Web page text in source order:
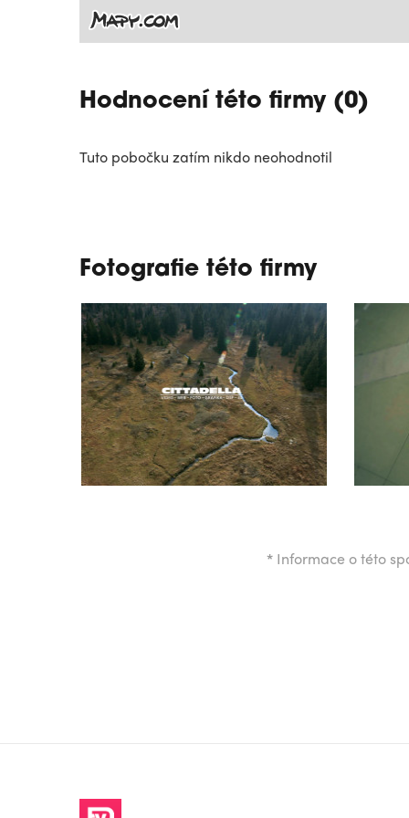
Hodnocení této firmy (0)
Tuto pobočku zatím nikdo neohodnotil
Fotografie této firmy
* Informace o této